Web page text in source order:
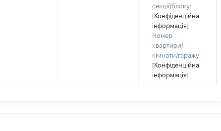
секції/блоку:
[Конфіденційна
інформація]
Номер
квартири/
кімнати/гаражу:
[Конфіденційна
інформація]